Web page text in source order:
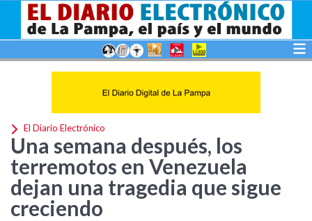
El Diario Electrónico
Una semana después, los
terremotos en Venezuela
dejan una tragedia que sigue
creciendo